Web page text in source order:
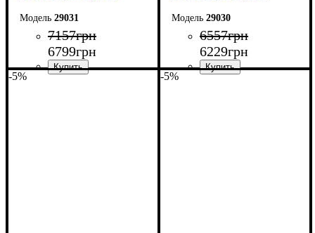
29031
7157грн
6799грн
29030
6557грн
6229грн
-5% -5%